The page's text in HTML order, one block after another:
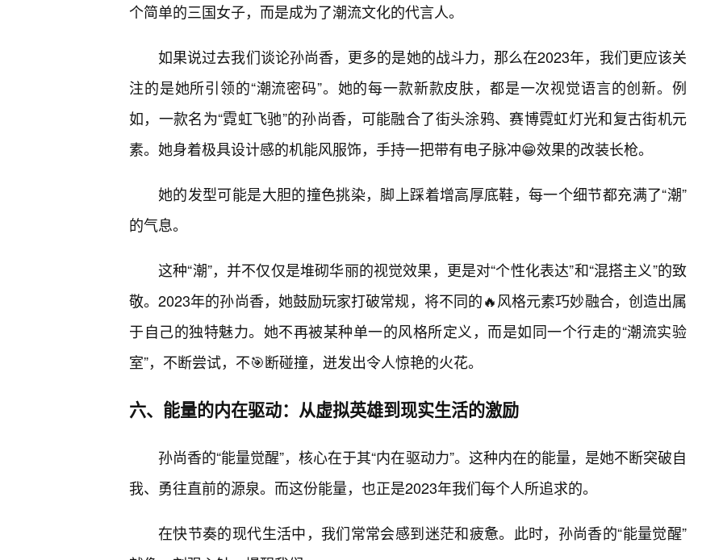
个简单的三国女子，而是成为了潮流文化的代言人。
如果说过去我们谈论孙尚香，更多的是她的战斗力，那么在2023年，我们更应该关
注的是她所引领的“潮流密码”。她的每一款新款皮肤，都是一次视觉语言的创新。例
如，一款名为“霓虹飞驰”的孙尚香，可能融合了街头涂鸦、赛博霓虹灯光和复古街机元
素。她身着极具设计感的机能风服饰，手持一把带有电子脉冲😁效果的改装长枪。
她的发型可能是大胆的撞色挑染，脚上踩着增高厚底鞋，每一个细节都充满了“潮”
的气息。
这种“潮”，并不仅仅是堆砌华丽的视觉效果，更是对“个性化表达”和“混搭主义”的致
敬。2023年的孙尚香，她鼓励玩家打破常规，将不同的🔥风格元素巧妙融合，创造出属
于自己的独特魅力。她不再被某种单一的风格所定义，而是如同一个行走的“潮流实验
室”，不断尝试，不🎯断碰撞，迸发出令人惊艳的火花。
六、能量的内在驱动：从虚拟英雄到现实生活的激励
孙尚香的“能量觉醒”，核心在于其“内在驱动力”。这种内在的能量，是她不断突破自
我、勇往直前的源泉。而这份能量，也正是2023年我们每个人所追求的。
在快节奏的现代生活中，我们常常会感到迷茫和疲惫。此时，孙尚香的“能量觉醒”